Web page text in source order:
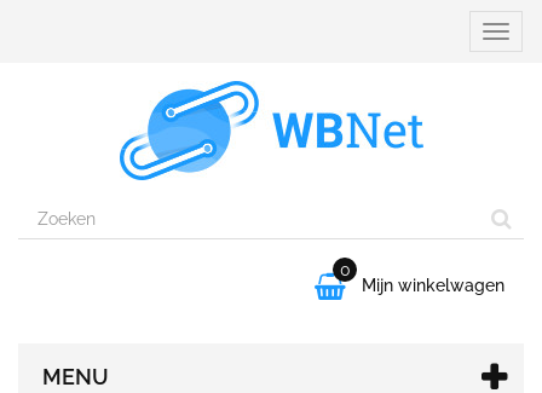

0
Mijn winkelwagen
MENU